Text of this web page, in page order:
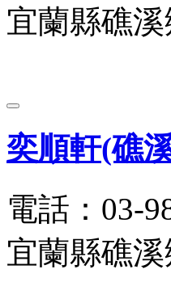
宜蘭縣礁
奕順軒(礁
電話：03-
宜蘭縣礁